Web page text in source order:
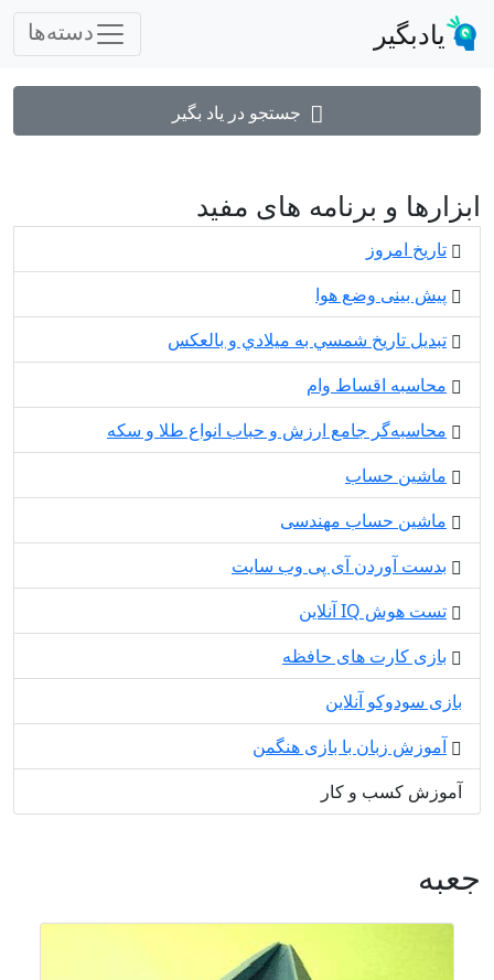
یادبگیر دسته‌ها
جستجو در یاد بگیر
ابزارها و برنامه های مفید
تاریخ امروز
پیش بینی وضع هوا
تبديل تاريخ شمسي به ميلادي و بالعكس
محاسبه اقساط وام
محاسبه‌گر جامع ارزش و حباب انواع طلا و سکه
ماشین حساب
ماشین حساب مهندسی
بدست آوردن آی پی وب سایت
تست هوش IQ آنلاین
بازی کارت های حافظه
بازی سودوکو آنلاین
آموزش زبان با بازی هنگمن
آموزش کسب و کار
جعبه